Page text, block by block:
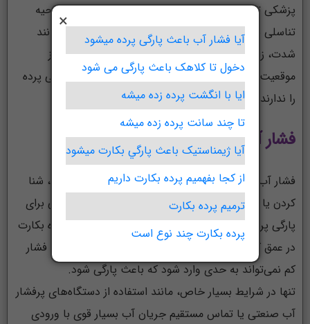
پزشکی تهاجمی. در برخی موارد ضربه‌های مستقیم به ناحیه
تناسلی نیز ممکن است باعث آسیب شود. اما عواملی مانند
شدت، زاویه و نوع فشار نیز اهمیت دارند و در بسیاری از
موقعیت‌ها فشارهای سطحی یا غیرمستقیم توانایی پارگی پرده
را ندارند.
فشار آب و تاثیر آن بر پرده بکارت
فشار آب به تنهایی در شرایط معمولی مانند دوش گرفتن، شنا
کردن یا حتی جریان آب در استخر و جکوزی، قدرت کافی برای
پارگی پرده بکارت را ندارد. دلیل این امر آن است که پرده بکارت
در عمق کمی از ورودی واژن قرار دارد و آب به راحتی و با فشار
کم نمی‌تواند به حدی وارد شود که باعث پارگی شود.
تنها در شرایط بسیار خاص، مانند استفاده از دستگاه‌های پرفشار
آب صنعتی یا تماس مستقیم جریان آب بسیار قوی با ورودی
×
آیا فشار آب باعث پارگی پرده میشود
دخول تا کلاهک باعث پارگی می شود
ایا با انگشت پرده زده میشه
تا چند سانت پرده زده میشه
آيا ژیمناستیک باعث پارگي بكارت ميشود
از کجا بفهمیم پرده بکارت داریم
ترمیم پرده بکارت
پرده بکارت چند نوع است